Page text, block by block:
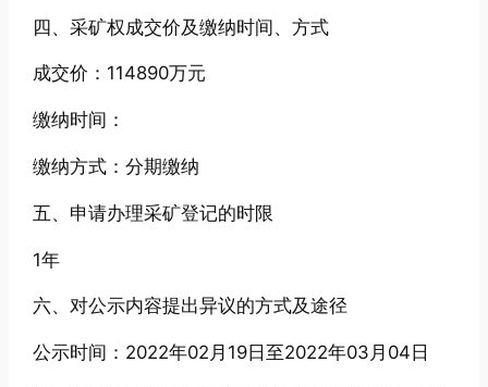
四、采矿权成交价及缴纳时间、方式
成交价：114890万元
缴纳时间：
缴纳方式：分期缴纳
五、申请办理采矿登记的时限
1年
六、对公示内容提出异议的方式及途径
公示时间：2022年02月19日至2022年03月04日